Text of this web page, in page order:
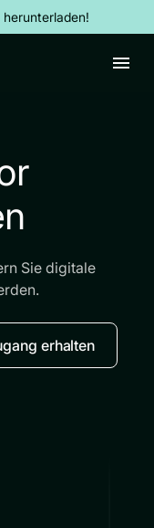
Sie digitale
erhalten